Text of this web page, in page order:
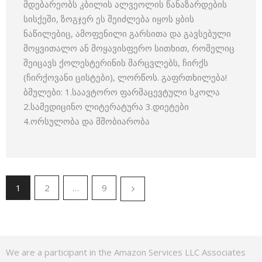
მდებარეობს კბილის ალვეოლის წანაზარდების
სისქეში, ზოგჯერ ეს შეიძლება იყოს ყბის
ნაწილებიც, ამოფენილი გარსითა და გავსებული
მოყვითალო ან მოყავისფერო სითხით, რომელიც
შეიცავს ქოლესტერინის მარცვლებს, ჩირქს
(ჩირქოვანი ცისტები), ლორწოს. გაფრთხილება!
ბმულები: 1.საავტორო ფარმაცევტული სკოლა
2.სამედიცინო ლიტერატურა 3.დიეტები
4.ორსულობა და მშობიარობა
1 2 … 9
We are a participant in the Amazon Services LLC Associates